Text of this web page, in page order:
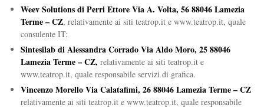
Weev Solutions di Perri Ettore Via A. Volta, 56 88046 Lamezia
Terme – CZ, relativamente ai siti teatrop.it e www.teatrop.it, quale
consulente IT;
Sintesilab di Alessandra Corrado Via Aldo Moro, 25 88046
Lamezia Terme – CZ, relativamente ai siti teatrop.it e
www.teatrop.it, quale responsabile servizi di grafica.
Vincenzo Morello Via Calatafimi, 26 88046 Lamezia Terme – CZ
relativamente ai siti teatrop.it e www.teatrop.it, quale responsabile